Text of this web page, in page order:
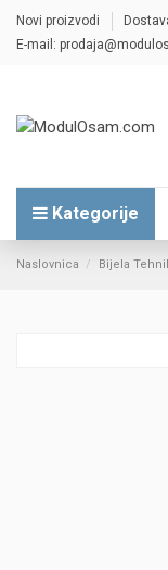
Novi proizvodi
E-mail:
Kategorije
Naslovnica Bijela